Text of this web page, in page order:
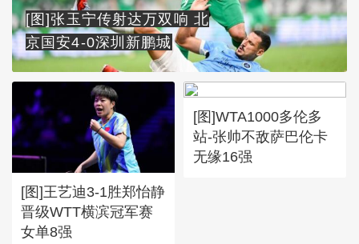
[图]张玉宁传射达万双响 北
京国安4-0深圳新鹏城
[图]王艺迪3-1胜郑怡静
晋级WTT横滨冠军赛
女单8强
[图]WTA1000多伦多
站-张帅不敌萨巴伦卡
无缘16强